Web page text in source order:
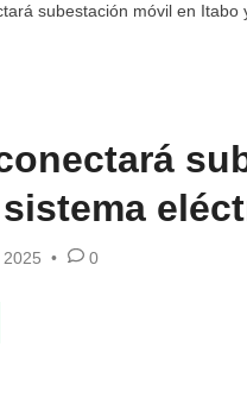
subestación móvil en
• 0